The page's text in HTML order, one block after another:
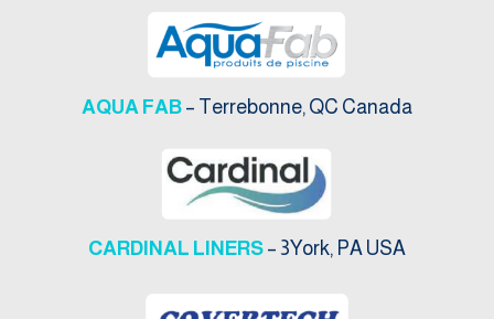
AQUA FAB– Terrebonne, QC Canada
CARDINAL LINERS – 3York, PA USA